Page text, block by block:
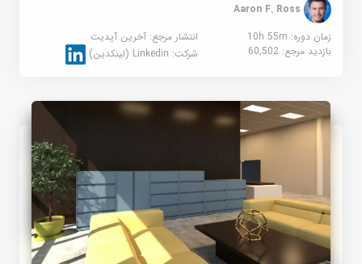
Aaron F. Ross
زمان دوره: 10h 55m
انتشار مرجع:آخرین آپدیت
بازدید مرجع:60,502 شرکت:Linkedin (لینکدین)